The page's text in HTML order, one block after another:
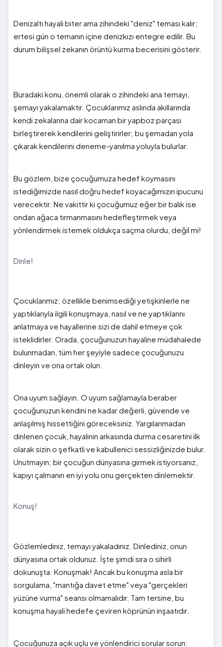
Denizaltı hayali biter ama zihindeki "deniz" teması kalır;
ertesi gün o temanın içine denizkızı entegre edilir. Bu
durum bilişsel zekanın örüntü kurma becerisini gösterir.
Buradaki konu, önemli olarak o zihindeki ana temayı,
şemayı yakalamaktır. Çocuklarımız aslında akıllarında
kendi zekalarına dair kocaman bir yapboz parçası
birleştirerek kendilerini geliştirirler; bu şemadan yola
çıkarak kendilerini deneme-yanılma yoluyla bulurlar.
Bu gözlem, bize çocuğumuza hedef koymasını
istediğimizde nasıl doğru hedef koyacağımızın ipucunu
verecektir. Ne vakittir ki çocuğumuz eğer bir balık ise
ondan ağaca tırmanmasını hedefleştirmek veya
yönlendirmek istemek oldukça saçma olurdu, değil mi!
Dinle!
Çocuklarımız; özellikle benimsediği yetişkinlerle ne
yaptıklarıyla ilgili konuşmaya, nasıl ve ne yaptıklarını
anlatmaya ve hayallerine sizi de dahil etmeye çok
isteklidirler. Orada, çocuğunuzun hayaline müdahalede
bulunmadan, tüm her şeyiyle sadece çocuğunuzu
dinleyin ve ona ortak olun.
Ona uyum sağlayın. O uyum sağlamayla beraber
çocuğunuzun kendini ne kadar değerli, güvende ve
anlaşılmış hissettiğini göreceksiniz. Yargılanmadan
dinlenen çocuk, hayalinin arkasında durma cesaretini ilk
olarak sizin o şefkatli ve kabullenici sessizliğinizde bulur.
Unutmayın; bir çocuğun dünyasına girmek istiyorsanız,
kapıyı çalmanın en iyi yolu onu gerçekten dinlemektir.
Konuş!
Gözlemlediniz, temayı yakaladınız. Dinlediniz, onun
dünyasına ortak oldunuz. İşte şimdi sıra o sihirli
dokunuşta: Konuşmak! Ancak bu konuşma asla bir
sorgulama, "mantığa davet etme" veya "gerçekleri
yüzüne vurma" seansı olmamalıdır. Tam tersine, bu
konuşma hayali hedefe çeviren köprünün inşaatıdır.
Çocuğunuza açık uçlu ve yönlendirici sorular sorun: